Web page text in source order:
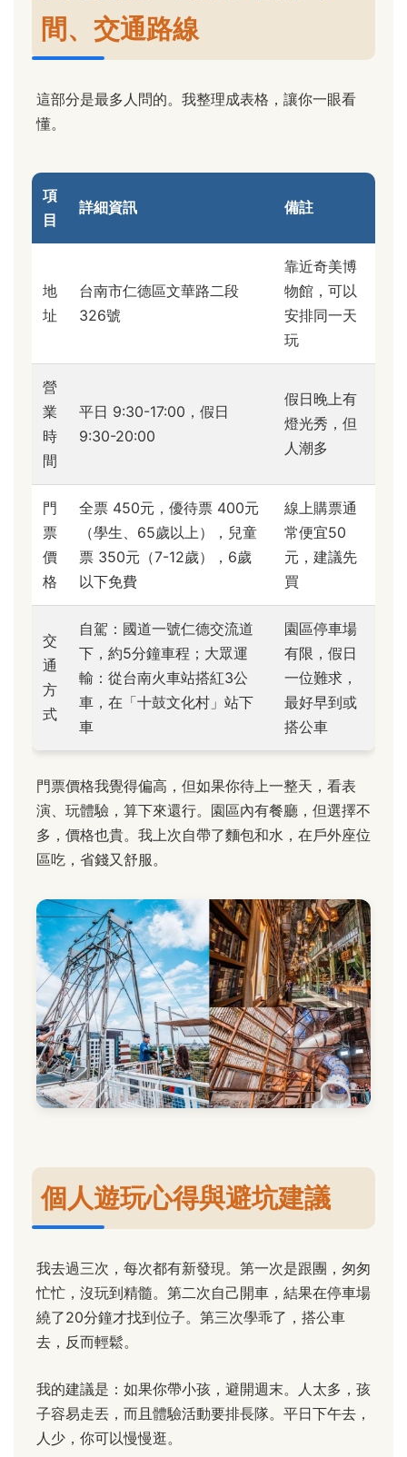
間、交通路線
這部分是最多人問的。我整理成表格，讓你一眼看
懂。
項
目
詳細資訊 備註
地
址
台南市仁德區文華路二段
326號
靠近奇美博
物館，可以
安排同一天
玩
營
業
時
間
平日 9:30-17:00，假日
9:30-20:00
假日晚上有
燈光秀，但
人潮多
門
票
價
格
全票 450元，優待票 400元
（學生、65歲以上），兒童
票 350元（7-12歲），6歲
以下免費
線上購票通
常便宜50
元，建議先
買
交
通
方
式
自駕：國道一號仁德交流道
下，約5分鐘車程；大眾運
輸：從台南火車站搭紅3公
車，在「十鼓文化村」站下
車
園區停車場
有限，假日
一位難求，
最好早到或
搭公車
門票價格我覺得偏高，但如果你待上一整天，看表
演、玩體驗，算下來還行。園區內有餐廳，但選擇不
多，價格也貴。我上次自帶了麵包和水，在戶外座位
區吃，省錢又舒服。
個人遊玩心得與避坑建議
我去過三次，每次都有新發現。第一次是跟團，匆匆
忙忙，沒玩到精髓。第二次自己開車，結果在停車場
繞了20分鐘才找到位子。第三次學乖了，搭公車
去，反而輕鬆。
我的建議是：如果你帶小孩，避開週末。人太多，孩
子容易走丟，而且體驗活動要排長隊。平日下午去，
人少，你可以慢慢逛。